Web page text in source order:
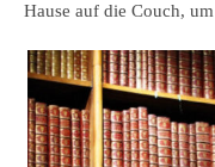
Hause auf die Couch,